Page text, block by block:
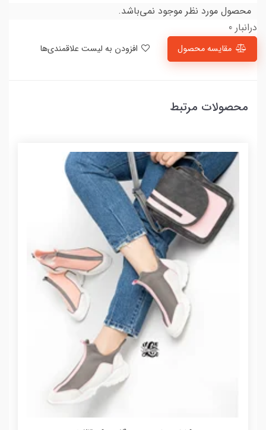
محصول مورد نظر موجود نمی‌باشد.
درانبار 0
مقایسه محصول
محصولات مرتبط